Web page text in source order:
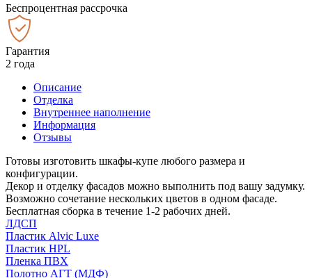
Беспроцентная рассрочка
Гарантия
2 года
Описание
Отделка
Внутреннее наполнение
Информация
Отзывы
Готовы изготовить шкафы-купе любого размера и
конфигурации.
Декор и отделку фасадов можно выполнить под вашу задумку.
Возможно сочетание нескольких цветов в одном фасаде.
Бесплатная сборка в течение 1-2 рабочих дней.
ЛДСП
Пластик Alvic Luxe
Пластик HPL
Пленка ПВХ
Полотно АГТ (МДФ)